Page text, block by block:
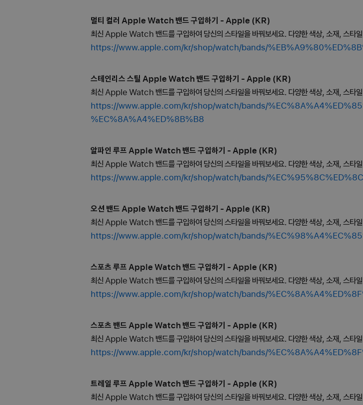
멀티 컬러 Apple Watch 밴드 구입하기 - Apple (KR)
최신 Apple Watch 밴드를 구입하여 당신의 스타일을 바꿔보세요. 다양한 색상, 소재, 스
https://www.apple.com/kr/shop/watch/bands/
스테인리스 스틸 Apple Watch 밴드 구입하기 - Apple (KR)
최신 Apple Watch 밴드를 구입하여 당신의 스타일을 바꿔보세요. 다양한 색상, 소재, 스
https://www.apple.com/kr/shop/watch/bands/
%EC%8A%A4%ED%8B%B8
알파인 루프 Apple Watch 밴드 구입하기 - Apple (KR)
최신 Apple Watch 밴드를 구입하여 당신의 스타일을 바꿔보세요. 다양한 색상, 소재, 스
https://www.apple.com/kr/shop/watch/bands/
오션 밴드 Apple Watch 밴드 구입하기 - Apple (KR)
최신 Apple Watch 밴드를 구입하여 당신의 스타일을 바꿔보세요. 다양한 색상, 소재, 스
https://www.apple.com/kr/shop/watch/bands/
스포츠 루프 Apple Watch 밴드 구입하기 - Apple (KR)
최신 Apple Watch 밴드를 구입하여 당신의 스타일을 바꿔보세요. 다양한 색상, 소재, 스
https://www.apple.com/kr/shop/watch/bands/
스포츠 밴드 Apple Watch 밴드 구입하기 - Apple (KR)
최신 Apple Watch 밴드를 구입하여 당신의 스타일을 바꿔보세요. 다양한 색상, 소재, 스
https://www.apple.com/kr/shop/watch/bands/
트레일 루프 Apple Watch 밴드 구입하기 - Apple (KR)
최신 Apple Watch 밴드를 구입하여 당신의 스타일을 바꿔보세요. 다양한 색상, 소재, 스